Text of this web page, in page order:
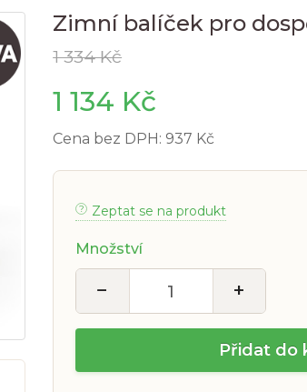
Zimní balíček pro
1 334 Kč
1 134 Kč
Cena bez DPH: 937 Kč
Zeptat se na produkt
Množství
− +
Přidat do